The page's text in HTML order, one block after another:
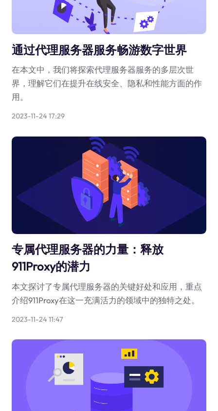
通过代理服务器服务畅游数字世界
在本文中，我们将探索代理服务器服务的多层次世
界，理解它们在提升在线安全、隐私和性能方面的作
用。
2023-11-24 17:29
专属代理服务器的力量：释放
911Proxy的潜力
本文探讨了专属代理服务器的关键好处和应用，重点
介绍911Proxy在这一充满活力的领域中的独特之处。
2023-11-24 11:47